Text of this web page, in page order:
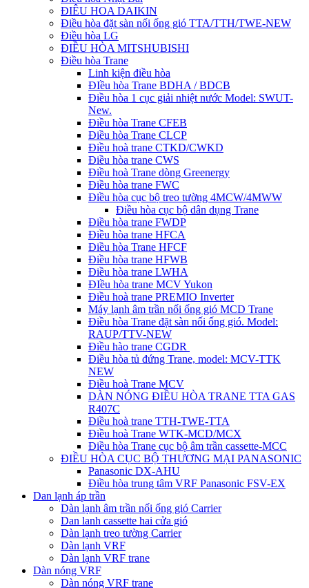
ĐIÊU HOA DAIKIN
Điều hòa đặt sàn nối ống gió TTA/TTH/TWE-NEW
Điều hòa LG
ĐIỀU HÒA MITSHUBISHI
Điều hòa Trane
Linh kiện điều hòa
ĐIều hòa Trane BDHA / BDCB
Điều hòa 1 cục giải nhiệt nước Model: SWUT-
New.
Điều hòa Trane CFEB
Điều hòa Trane CLCP
Điều hoà trane CTKD/CWKD
Điều hòa trane CWS
Điều hoà Trane dòng Greenergy
Điều hòa trane FWC
Điều hòa cục bộ treo tường 4MCW/4MWW
Điều hòa cục bộ dân dụng Trane
Điều hòa trane FWDP
Điều hòa trane HFCA
Điều hòa Trane HFCF
Điều hòa trane HFWB
Điều hòa trane LWHA
ĐIều hòa trane MCV Yukon
Điều hoà trane PREMIO Inverter
Máy lạnh âm trần nối ống gió MCD Trane
Điều hòa Trane đặt sàn nối ống gió. Model:
RAUP/TTV-NEW
Điều hào trane CGDR
Điều hòa tủ đứng Trane, model: MCV-TTK
NEW
Điều hoà Trane MCV
DÀN NÓNG ĐIỀU HÒA TRANE TTA GAS
R407C
Điều hoà trane TTH-TWE-TTA
Điều hoà Trane WTK-MCD/MCX
Điều hòa Trane cục bộ âm trần cassette-MCC
ĐIỀU HÒA CỤC BỘ THƯƠNG MẠI PANASONIC
Panasonic DX-AHU
Điều hòa trung tâm VRF Panasonic FSV-EX
Dan lạnh áp trần
Dàn lạnh âm trần nối ống gió Carrier
Dan lanh cassette hai cửa gió
Dàn lạnh treo tường Carrier
Dàn lạnh VRF
Dàn lạnh VRF trane
Dàn nóng VRF
Dàn nóng VRF trane